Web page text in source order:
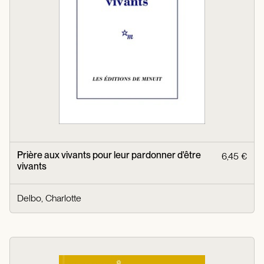
Prière aux vivants pour leur pardonner d'être
vivants
6,45 €
Delbo, Charlotte